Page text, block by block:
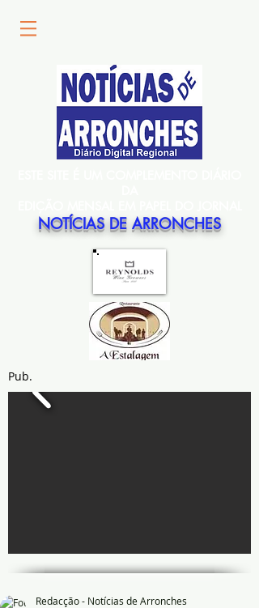
NOTÍCIAS DE ARRONCHES
Pub.
Redacção - Notícias de Arronches